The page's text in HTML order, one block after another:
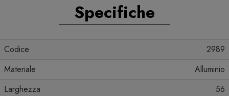
Specifiche
Codice
2989
Materiale
Alluminio
Larghezza
56